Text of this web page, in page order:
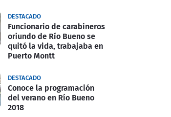
DESTACADO
Funcionario de carabineros
oriundo de Río Bueno se
quitó la vida, trabajaba en
Puerto Montt
DESTACADO
Conoce la programación
del verano en Río Bueno
2018